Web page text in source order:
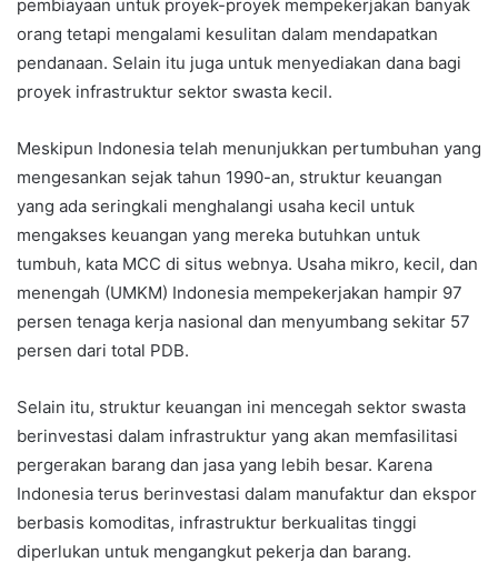
pembiayaan untuk proyek-proyek mempekerjakan banyak
orang tetapi mengalami kesulitan dalam mendapatkan
pendanaan. Selain itu juga untuk menyediakan dana bagi
proyek infrastruktur sektor swasta kecil.
Meskipun Indonesia telah menunjukkan pertumbuhan yang
mengesankan sejak tahun 1990-an, struktur keuangan
yang ada seringkali menghalangi usaha kecil untuk
mengakses keuangan yang mereka butuhkan untuk
tumbuh, kata MCC di situs webnya. Usaha mikro, kecil, dan
menengah (UMKM) Indonesia mempekerjakan hampir 97
persen tenaga kerja nasional dan menyumbang sekitar 57
persen dari total PDB.
Selain itu, struktur keuangan ini mencegah sektor swasta
berinvestasi dalam infrastruktur yang akan memfasilitasi
pergerakan barang dan jasa yang lebih besar. Karena
Indonesia terus berinvestasi dalam manufaktur dan ekspor
berbasis komoditas, infrastruktur berkualitas tinggi
diperlukan untuk mengangkut pekerja dan barang.